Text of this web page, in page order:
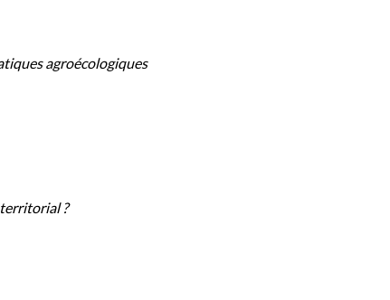
agroécologiques
?